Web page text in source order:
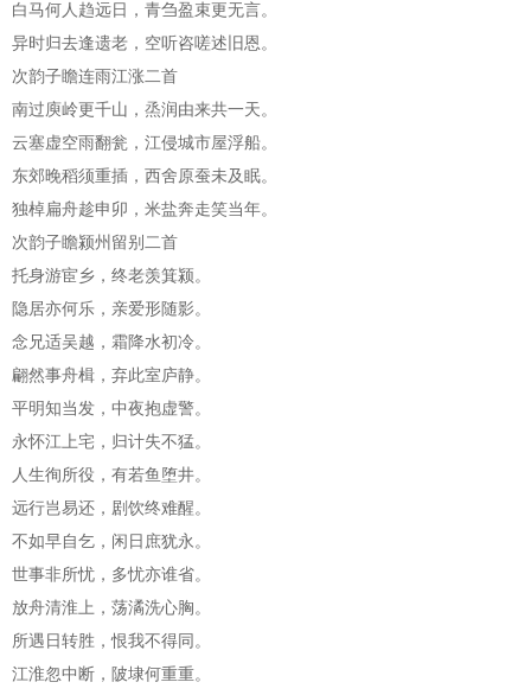
白马何人趋远日，青刍盈束更无言。
异时归去逢遗老，空听咨嗟述旧恩。
次韵子瞻连雨江涨二首
南过庾岭更千山，烝润由来共一天。
云塞虚空雨翻瓮，江侵城市屋浮船。
东郊晚稻须重插，西舍原蚕未及眠。
独棹扁舟趁申卯，米盐奔走笑当年。
次韵子瞻颍州留别二首
托身游宦乡，终老羡箕颍。
隐居亦何乐，亲爱形随影。
念兄适吴越，霜降水初冷。
翩然事舟楫，弃此室庐静。
平明知当发，中夜抱虚警。
永怀江上宅，归计失不猛。
人生徇所役，有若鱼堕井。
远行岂易还，剧饮终难醒。
不如早自乞，闲日庶犹永。
世事非所忧，多忧亦谁省。
放舟清淮上，荡潏洗心胸。
所遇日转胜，恨我不得同。
江淮忽中断，陂埭何重重。